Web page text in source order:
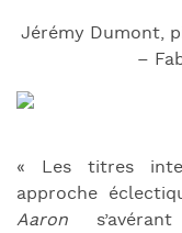
Jérémy Dumont,
–
« Les titres
approche
Aaron